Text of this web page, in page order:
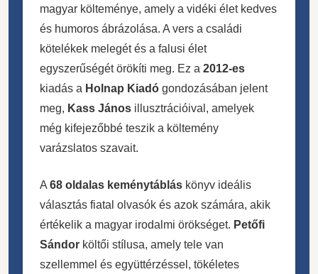
magyar költeménye, amely a vidéki élet kedves
és humoros ábrázolása. A vers a családi
kötelékek melegét és a falusi élet
egyszerűségét örökíti meg. Ez a 2012-es
kiadás a Holnap Kiadó gondozásában jelent
meg, Kass János illusztrációival, amelyek
még kifejezőbbé teszik a költemény
varázslatos szavait.
A 68 oldalas keménytáblás könyv ideális
választás fiatal olvasók és azok számára, akik
értékelik a magyar irodalmi örökséget. Petőfi
Sándor költői stílusa, amely tele van
szellemmel és együttérzéssel, tökéletes